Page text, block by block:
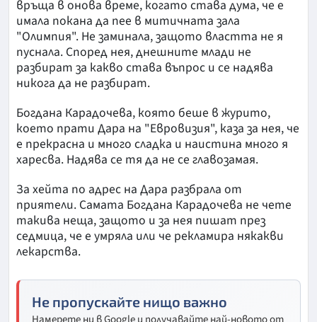
връща в онова време, когато става дума, че е
имала покана да пее в митичната зала
"Олимпия". Не заминала, защото властта не я
пуснала. Според нея, днешните млади не
разбират за какво става въпрос и се надява
никога да не разбират.
Богдана Карадочева, която беше в журито,
което прати Дара на "Евровизия", каза за нея, че
е прекрасна и много сладка и наистина много я
харесва. Надява се тя да не се главозамая.
За хейта по адрес на Дара разбрала от
приятели. Самата Богдана Карадочева не чете
такива неща, защото и за нея пишат през
седмица, че е умряла или че рекламира някакви
лекарства.
Не пропускайте нищо важно